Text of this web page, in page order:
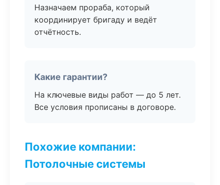
Назначаем прораба, который
координирует бригаду и ведёт
отчётность.
Какие гарантии?
На ключевые виды работ — до 5 лет.
Все условия прописаны в договоре.
Похожие компании:
Потолочные системы